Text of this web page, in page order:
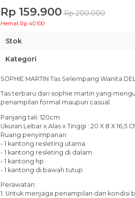
Rp 159.900 Rp 200.000
Hemat Rp 40.100
Stok
Kategori
SOPHIE MARTIN Tas Selempang Wanita
Tas terbaru dari sophie martin yang
penampilan formal maupun casual.
Panjang tali: 120cm
Ukuran Lebar x Alas x Tinggi : 20 X 8 X 16,5
Ruang penyimpanan:
- 1 kantong resleting utama
- 1 kantong resleting di dalam
- 1 kantong hp
- 1 kantong di bawah tutup.
Perawatan:
1. Untuk menjaga penampilan dan kondisi